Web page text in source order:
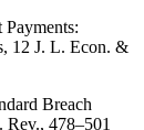
12 J. L. Econ. &
Breach
478–501